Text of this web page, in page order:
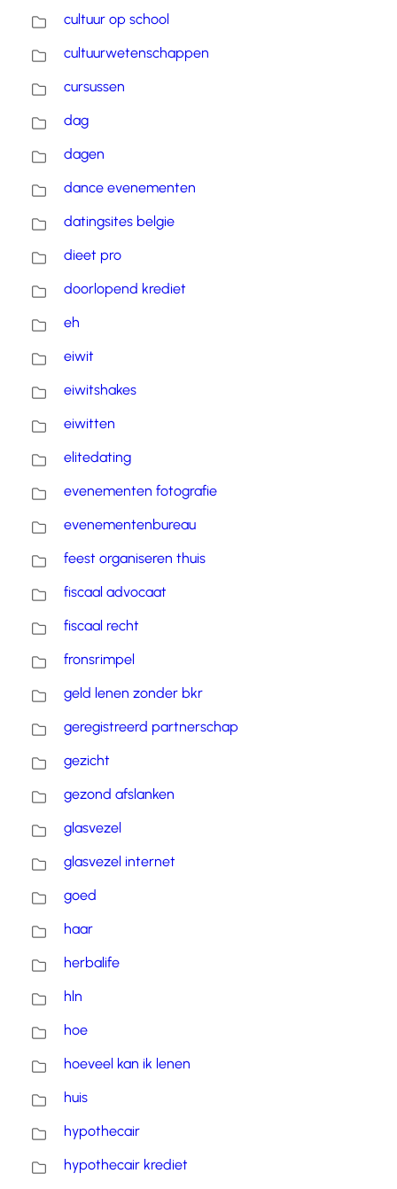
cultuur op school
cultuurwetenschappen
cursussen
dag
dagen
dance evenementen
datingsites belgie
dieet pro
doorlopend krediet
eh
eiwit
eiwitshakes
eiwitten
elitedating
evenementen fotografie
evenementenbureau
feest organiseren thuis
fiscaal advocaat
fiscaal recht
fronsrimpel
geld lenen zonder bkr
geregistreerd partnerschap
gezicht
gezond afslanken
glasvezel
glasvezel internet
goed
haar
herbalife
hln
hoe
hoeveel kan ik lenen
huis
hypothecair
hypothecair krediet